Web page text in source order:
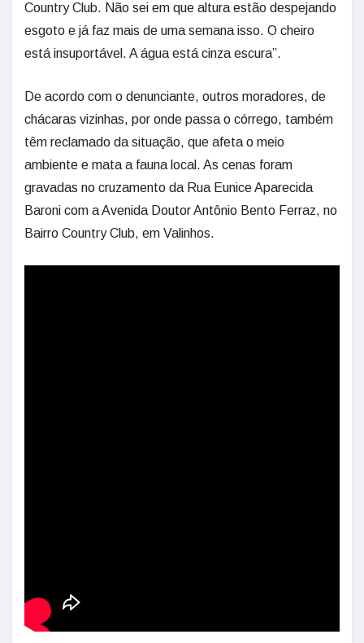
Country Club. Não sei em que altura estão despejando
esgoto e já faz mais de uma semana isso. O cheiro
está insuportável. A água está cinza escura”.
De acordo com o denunciante, outros moradores, de
chácaras vizinhas, por onde passa o córrego, também
têm reclamado da situação, que afeta o meio
ambiente e mata a fauna local. As cenas foram
gravadas no cruzamento da Rua Eunice Aparecida
Baroni com a Avenida Doutor Antônio Bento Ferraz, no
Bairro Country Club, em Valinhos.